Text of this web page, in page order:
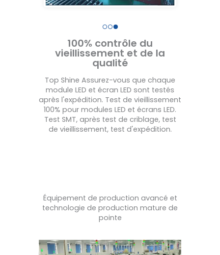
100% contrôle du
vieillissement et de la
qualité
Top Shine Assurez-vous que chaque
module LED et écran LED sont testés
après l'expédition. Test de vieillissement
100% pour modules LED et écrans LED.
Test SMT, après test de criblage, test
de vieillissement, test d'expédition.
Équipement de production avancé et
technologie de production mature de
pointe